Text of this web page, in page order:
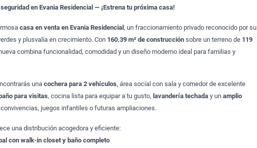
en Evania Residencial — ¡Estrena tu próxima casa!
casa en venta en Evania Residencial, un fraccionamiento privado reconocido por su
y plusvalía en crecimiento. Con 160.39 m² de construcción sobre un terreno de 119
combina funcionalidad, comodidad y un diseño moderno ideal para familias y
unacochera para 2 vehículos, área social con sala y comedor de excelente
para visitas, cocina lista para equipar a tu gusto, lavandería techada y unamplio
juegos infantiles o futuras ampliaciones.
una distribución acogedora y eficiente:
con walk-in closet y baño completo